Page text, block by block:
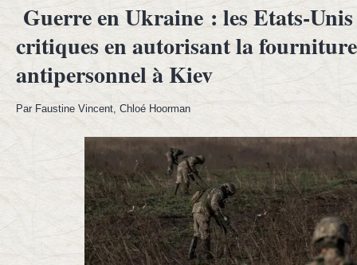
Guerre en Ukraine : les Etats-Unis
critiques en autorisant la
antipersonnel à Kiev
Par Faustine Vincent, Chloé Hoorman